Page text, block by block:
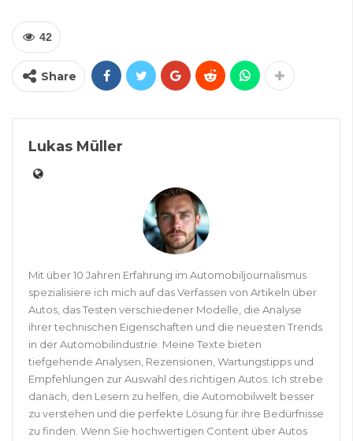
42
Share
Lukas Müller
Mit über 10 Jahren Erfahrung im Automobiljournalismus
spezialisiere ich mich auf das Verfassen von Artikeln über
Autos, das Testen verschiedener Modelle, die Analyse
ihrer technischen Eigenschaften und die neuesten Trends
in der Automobilindustrie. Meine Texte bieten
tiefgehende Analysen, Rezensionen, Wartungstipps und
Empfehlungen zur Auswahl des richtigen Autos. Ich strebe
danach, den Lesern zu helfen, die Automobilwelt besser
zu verstehen und die perfekte Lösung für ihre Bedürfnisse
zu finden. Wenn Sie hochwertigen Content über Autos